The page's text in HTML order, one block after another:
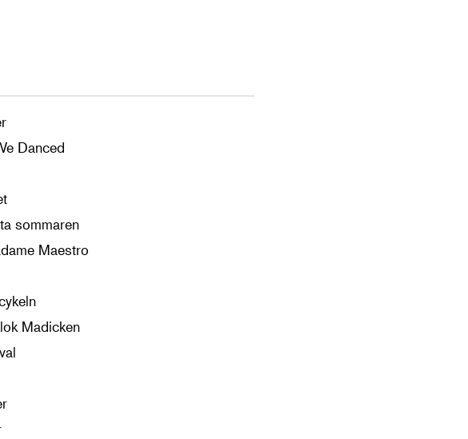
Danced
sommaren
Maestro
Madicken